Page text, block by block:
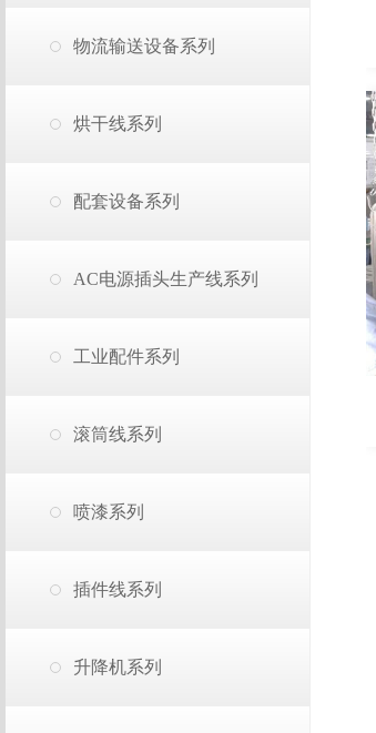
物流输送设备系列
烘干线系列
配套设备系列
AC电源插头生产线系列
工业配件系列
滚筒线系列
喷漆系列
插件线系列
升降机系列